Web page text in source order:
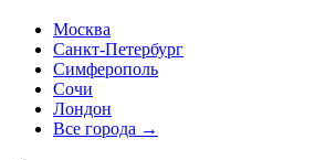
Москва
Санкт-Петербург
Симферополь
Сочи
Лондон
Все города →